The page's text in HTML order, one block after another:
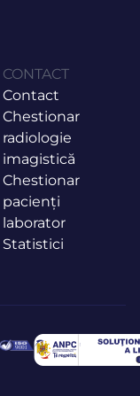
CONTACT
Contact
Chestionar
radiologie
imagistică
Chestionar
pacienți
laborator
Statistici